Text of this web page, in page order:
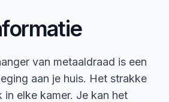
van metaaldraad is een
aan je huis. Het strakke
elke kamer. Je kan het